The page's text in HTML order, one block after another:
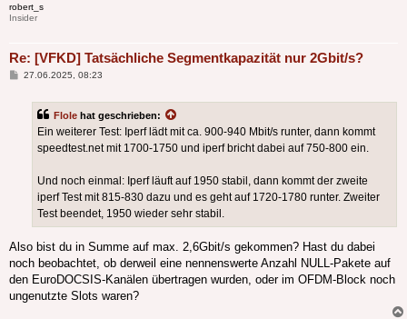
robert_s
Insider
Re: [VFKD] Tatsächliche Segmentkapazität nur 2Gbit/s?
Beitrag
27.06.2025, 08:23
Flole hat geschrieben:
Ein weiterer Test: Iperf lädt mit ca. 900-940 Mbit/s runter, dann kommt
speedtest.net mit 1700-1750 und iperf bricht dabei auf 750-800 ein.
Und noch einmal: Iperf läuft auf 1950 stabil, dann kommt der zweite
iperf Test mit 815-830 dazu und es geht auf 1720-1780 runter. Zweiter
Test beendet, 1950 wieder sehr stabil.
Also bist du in Summe auf max. 2,6Gbit/s gekommen? Hast du dabei
noch beobachtet, ob derweil eine nennenswerte Anzahl NULL-Pakete auf
den EuroDOCSIS-Kanälen übertragen wurden, oder im OFDM-Block noch
ungenutzte Slots waren?